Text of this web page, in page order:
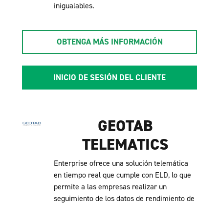
inigualables.
OBTENGA MÁS INFORMACIÓN
INICIO DE SESIÓN DEL CLIENTE
GEOTAB
TELEMATICS
Enterprise ofrece una solución telemática
en tiempo real que cumple con ELD, lo que
permite a las empresas realizar un
seguimiento de los datos de rendimiento de